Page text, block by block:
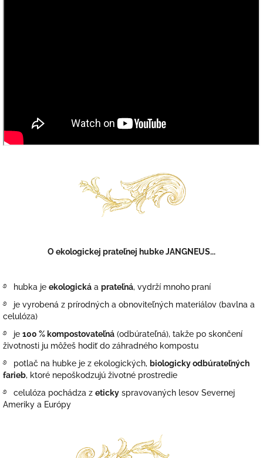
O ekologickej prateľnej hubke JANGNEUS...
࿔ hubka je ekologická a prateľná, vydrží mnoho praní
࿔ je vyrobená z prírodných a obnoviteľných materiálov (bavlna a
celulóza)
࿔ je 100 % kompostovateľná (odbúrateľná), takže po skončení
životnosti ju môžeš hodiť do záhradného kompostu
࿔ potlač na hubke je z ekologických, biologicky odbúrateľných
farieb, ktoré nepoškodzujú životné prostredie
࿔ celulóza pochádza z eticky spravovaných lesov Severnej
Ameriky a Európy